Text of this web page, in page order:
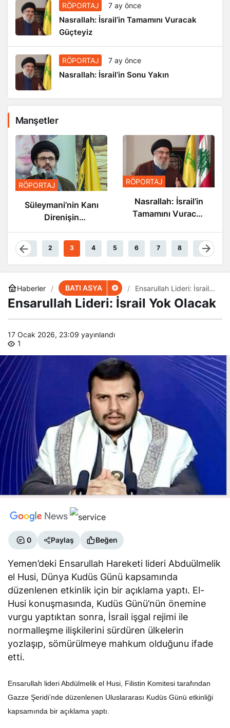
RÖPORTAJ 7 ay önce
Nasrallah: İsrail’in Tamamını Vuracak
Güçteyiz
RÖPORTAJ 7 ay önce
Nasrallah: İsrail’in Sonu Yakın
Manşetler
RÖPORTAJ
Süleymani’nin Kanı
Direnişin
Damarlarında
Akıyor
RÖPORTAJ
Nasrallah: İsrail’in
Tamamını Vuracak
1 2 3 4 5 6 7 8 9
Haberler BATI ASYA
Ensarullah Lideri: İsrail
Yok Olacak
Ensarullah Lideri: İsrail Yok Olacak
17 Ocak 2026, 23:09 yayınlandı
1
0 Paylaş Beğen
Yemen’deki Ensarullah Hareketi lideri Abduülmelik
el Husi, Dünya Kudüs Günü kapsamında
düzenlenen etkinlik için bir açıklama yaptı. El-
Husi konuşmasında, Kudüs Günü’nün önemine
vurgu yaptıktan sonra, İsrail işgal rejimi ile
normalleşme ilişkilerini sürdüren ülkelerin
yozlaşıp, sömürülmeye mahkum olduğunu ifade
etti.
Ensarullah lideri Abdülmelik el Husi, Filistin Komitesi tarafından
Gazze Şeridi’nde düzenlenen Uluslararası Kudüs Günü etkinliği
kapsamında bir açıklama yaptı.